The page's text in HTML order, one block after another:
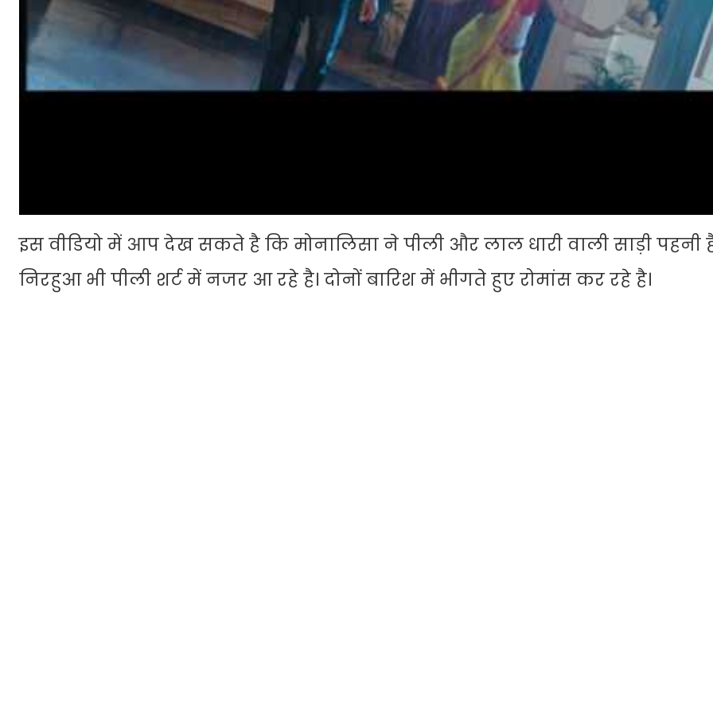
इस वीडियो में आप देख सकते है कि मोनालिसा ने पीली और लाल धारी वाली साड़ी पहनी
निरहुआ भी पीली शर्ट में नजर आ रहे है। दोनों बारिश में भीगते हुए रोमांस कर रहे है।